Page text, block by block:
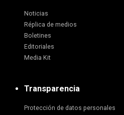
Noticias
Réplica de medios
Boletines
Editoriales
Media Kit
Transparencia
Protección de datos personales